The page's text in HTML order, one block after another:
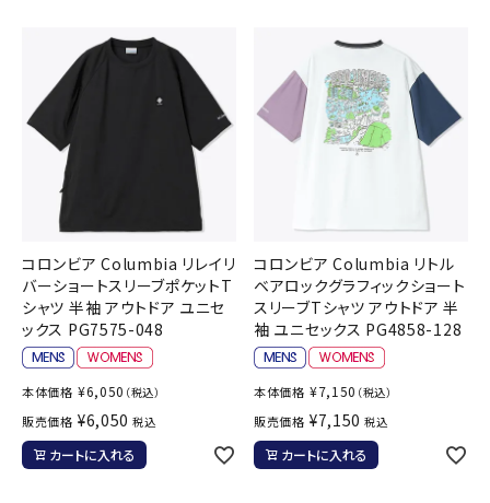
コロンビア Columbia リレイリ
バーショートスリーブポケットT
シャツ 半袖 アウトドア ユニセ
ックス PG7575-048
本体価格 ¥6,050 （税込）
販売価格 ¥6,050 税込
カートに入れる
コロンビア Columbia リトル
ベアロックグラフィックショート
スリーブTシャツ アウトドア 半
袖 ユニセックス PG4858-128
本体価格 ¥7,150 （税込）
販売価格 ¥7,150 税込
カートに入れる